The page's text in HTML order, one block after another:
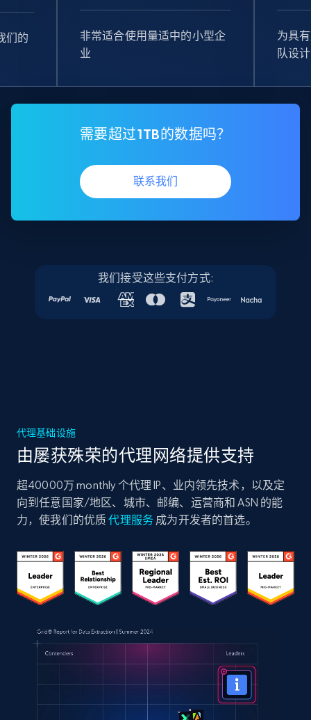
们的
非常适合使用量适中的小型企
业
为具
队设计
需要超过1TB的数据吗？
联系我们
我们接受这些支付方式:
代理基础设施
由屡获殊荣的代理网络提供支持
超40000万 monthly 个代理 IP、业内领先技术，以及定
向到任意国家/地区、城市、邮编、运营商和 ASN 的能
力，使我们的优质代理服务 成为开发者的首选。